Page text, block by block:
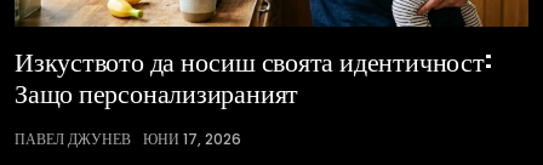
Изкуството да носиш своята идентичност:
Защо персонализираният
ПАВЕЛ ДЖУНЕВ ЮНИ 17, 2026